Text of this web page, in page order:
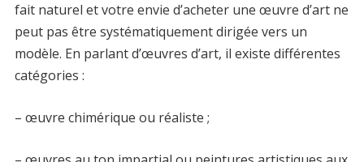
fait naturel et votre envie d’acheter une œuvre d’art ne
peut pas être systématiquement dirigée vers un
modèle. En parlant d’œuvres d’art, il existe différentes
catégories :
– œuvre chimérique ou réaliste ;